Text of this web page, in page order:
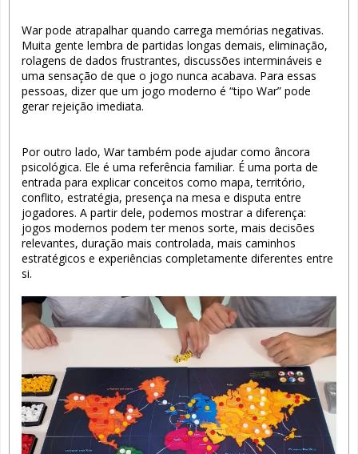
War pode atrapalhar quando carrega memórias negativas.
Muita gente lembra de partidas longas demais, eliminação,
rolagens de dados frustrantes, discussões intermináveis e
uma sensação de que o jogo nunca acabava. Para essas
pessoas, dizer que um jogo moderno é “tipo War” pode
gerar rejeição imediata.
Por outro lado, War também pode ajudar como âncora
psicológica. Ele é uma referência familiar. É uma porta de
entrada para explicar conceitos como mapa, território,
conflito, estratégia, presença na mesa e disputa entre
jogadores. A partir dele, podemos mostrar a diferença:
jogos modernos podem ter menos sorte, mais decisões
relevantes, duração mais controlada, mais caminhos
estratégicos e experiências completamente diferentes entre
si.